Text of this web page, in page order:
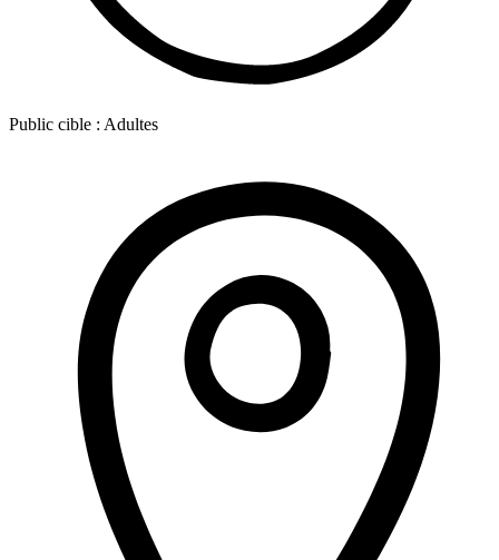
Public cible : Adultes